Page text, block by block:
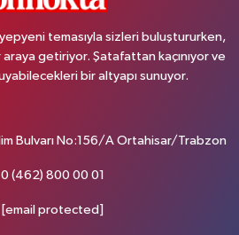
temasıyla sizleri buluştururken,
getiriyor. Şatafattan kaçınıyor ve
bir altyapı sunuyor.
Bulvarı No:156/A Ortahisar/Trabzon
0 (462) 800 00 01
[email protected]